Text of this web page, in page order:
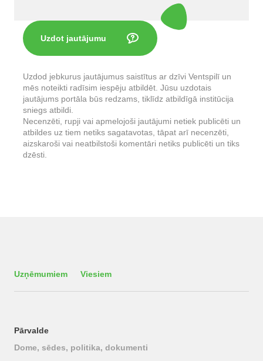
Uzdot jautājumu
Uzdod jebkurus jautājumus saistītus ar dzīvi Ventspilī un
mēs noteikti radīsim iespēju atbildēt. Jūsu uzdotais
jautājums portāla būs redzams, tiklīdz atbildīgā institūcija
sniegs atbildi.
Necenzēti, rupji vai apmelojoši jautājumi netiek publicēti un
atbildes uz tiem netiks sagatavotas, tāpat arī necenzēti,
aizskaroši vai neatbilstoši komentāri netiks publicēti un tiks
dzēsti.
Uzņēmumiem Viesiem
Pārvalde
Dome, sēdes, politika, dokumenti